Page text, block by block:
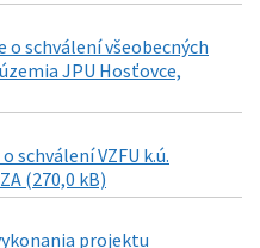
o schválení všeobecných
JPU Hosťovce,
schválení VZFU k.ú.
(270,0 kB)
projektu